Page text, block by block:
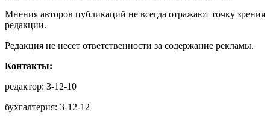
Мнения авторов публикаций не всегда отражают точку зрения
редакции.
Редакция не несет ответственности за содержание рекламы.
Контакты:
редактор: 3-12-10
бухгалтерия: 3-12-12